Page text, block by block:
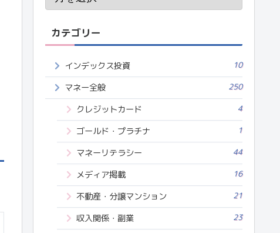
カテゴリー
インデックス投資 10
マネー全般 250
クレジットカード 4
ゴールド・プラチナ 1
マネーリテラシー 44
メディア掲載 16
不動産・分譲マンション 21
収入関係・副業 23